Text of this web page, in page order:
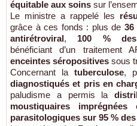
équitable aux soins sur
Le ministre a rappelé les
grâce à ces fonds : plus de 36
antirétroviral, 100 % des
bénéficiant d’un traitement
enceintes séropositives sous
Concernant la tuberculose,
diagnostiqués et pris en
paludisme a permis la
moustiquaires imprégnées
parasitologiques sur 95 %